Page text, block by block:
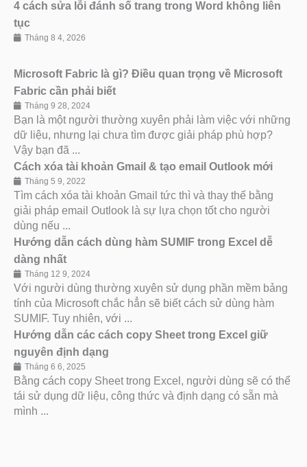
4 cách sửa lỗi đánh số trang trong Word không liên
tục
Tháng 8 4, 2026
Microsoft Fabric là gì? Điều quan trọng về Microsoft
Fabric cần phải biết
Tháng 9 28, 2024
Bạn là một người thường xuyên phải làm việc với những
dữ liệu, nhưng lại chưa tìm được giải pháp phù hợp?
Vậy bạn đã ...
Cách xóa tài khoản Gmail & tạo email Outlook mới
Tháng 5 9, 2022
Tìm cách xóa tài khoản Gmail tức thì và thay thế bằng
giải pháp email Outlook là sự lựa chọn tốt cho người
dùng nếu ...
Hướng dẫn cách dùng hàm SUMIF trong Excel dễ
dàng nhất
Tháng 12 9, 2024
Với người dùng thường xuyên sử dụng phần mềm bảng
tính của Microsoft chắc hẳn sẽ biết cách sử dùng hàm
SUMIF. Tuy nhiên, với ...
Hướng dẫn các cách copy Sheet trong Excel giữ
nguyên định dạng
Tháng 6 6, 2025
Bằng cách copy Sheet trong Excel, người dùng sẽ có thể
tái sử dụng dữ liệu, công thức và định dạng có sẵn mà
mình ...